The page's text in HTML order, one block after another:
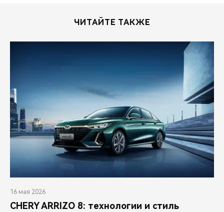
ЧИТАЙТЕ ТАКЖЕ
16 мая 2026
CHERY ARRIZO 8: технологии и стиль